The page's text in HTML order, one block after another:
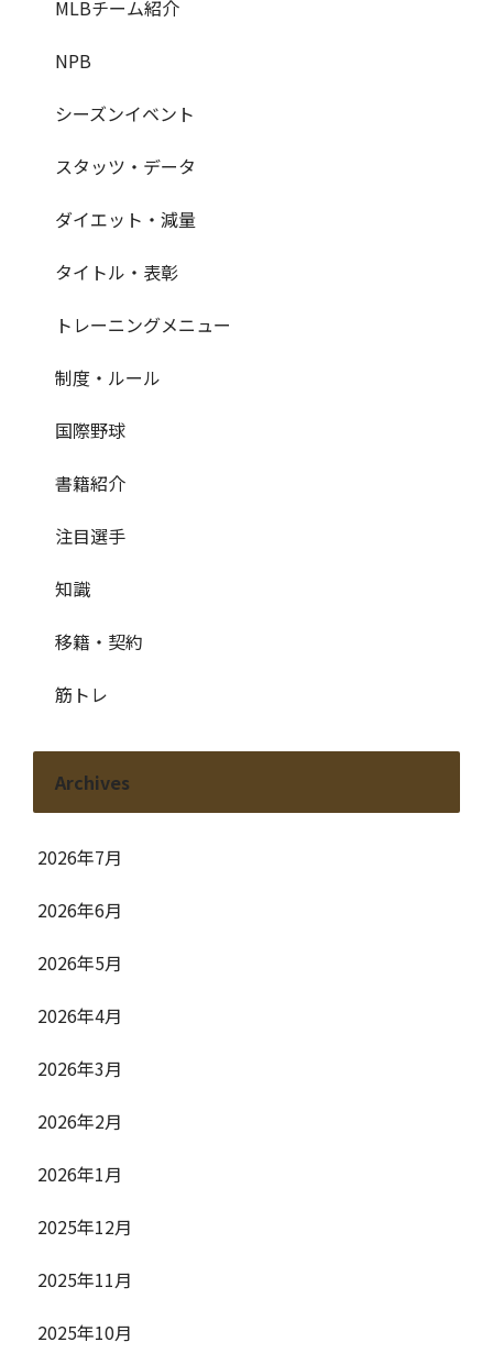
MLBチーム紹介
NPB
シーズンイベント
スタッツ・データ
ダイエット・減量
タイトル・表彰
トレーニングメニュー
制度・ルール
国際野球
書籍紹介
注目選手
知識
移籍・契約
筋トレ
Archives
2026年7月
2026年6月
2026年5月
2026年4月
2026年3月
2026年2月
2026年1月
2025年12月
2025年11月
2025年10月